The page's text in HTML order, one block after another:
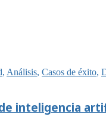
, Análisis, Casos de éxito,
inteligencia